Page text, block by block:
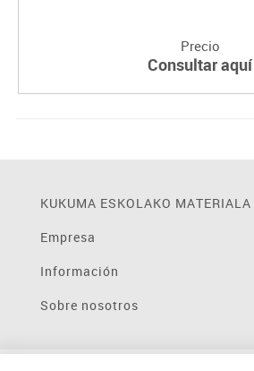
Precio
Consultar aquí
KUKUMA ESKOLAKO MATERIALA
Empresa
Información
Sobre nosotros